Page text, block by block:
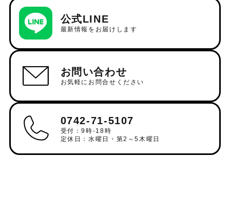
公式LINE
最新情報をお届けします
お問い合わせ
お気軽にお問合せください
0742-71-5107
受付：9時-18時
定休日：水曜日・第2～5木曜日